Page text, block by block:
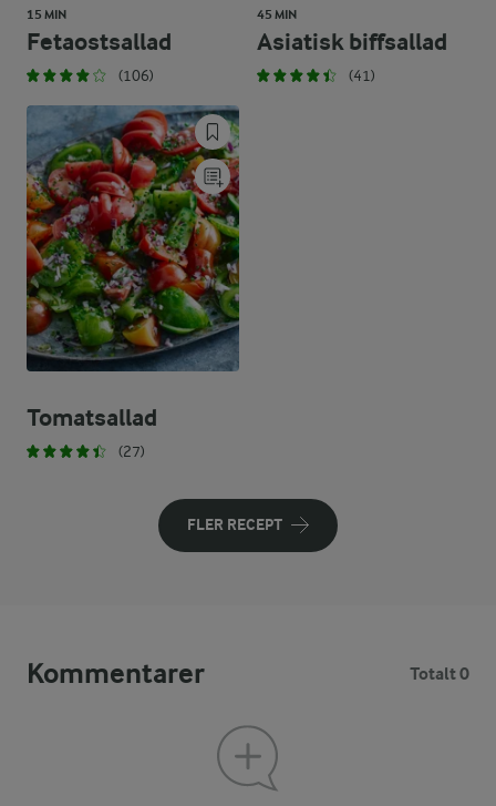
15 MIN
Fetaostsallad
(106)
45 MIN
Asiatisk biffsallad
(41)
Tomatsallad
(27)
FLER RECEPT
Kommentarer Totalt 0